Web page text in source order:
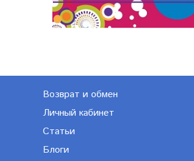
Возврат и обмен
Личный кабинет
Статьи
Блоги